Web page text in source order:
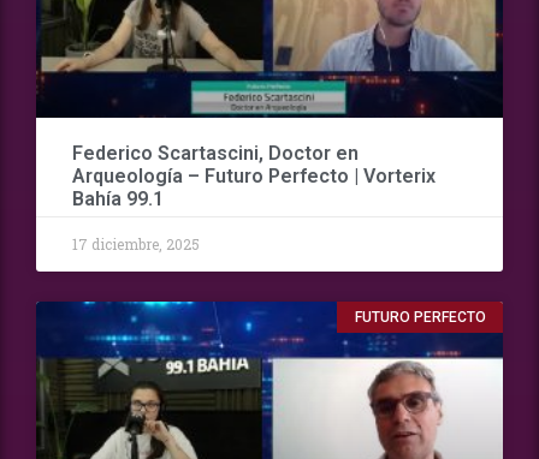
Federico Scartascini, Doctor en
Arqueología – Futuro Perfecto | Vorterix
Bahía 99.1
17 diciembre, 2025
FUTURO PERFECTO